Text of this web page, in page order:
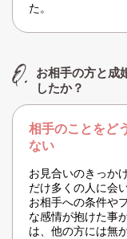
た。
お相手の方と成
したか？
相手のことをど
ない
お見合いのきっか
だけ多くの人に会
お相手への条件や
な感情が抱けた事
は、他の方には無